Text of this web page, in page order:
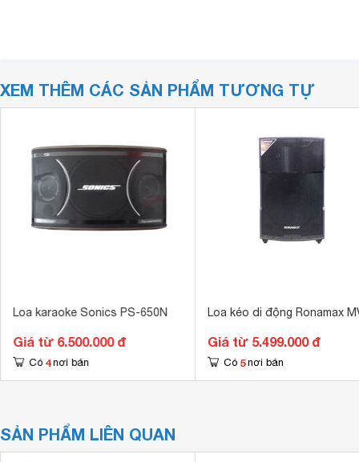
XEM THÊM CÁC SẢN PHẨM TƯƠNG TỰ
Loa karaoke Sonics PS-650N
Giá từ 6.500.000 đ
Có 4 nơi bán
Loa kéo di động Ronamax
Giá từ 5.499.000 đ
Có 5 nơi bán
SẢN PHẨM LIÊN QUAN